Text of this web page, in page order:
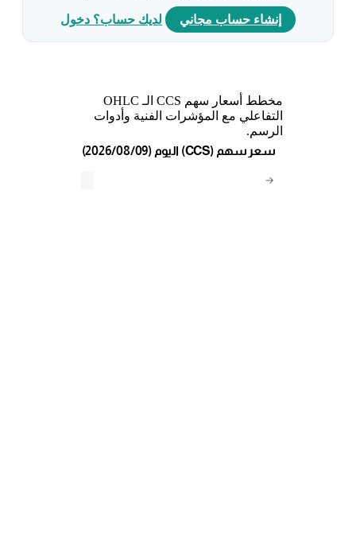
إنشاء حساب مجاني لديك حساب؟ دخول
مخطط أسعار سهم CCS الـ OHLC
التفاعلي مع المؤشرات الفنية وأدوات
الرسم.
→
(2026/08/09) اليوم (CCS) سعر سهم